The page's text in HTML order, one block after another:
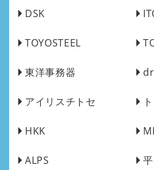
DSK
TOYOSTEEL
東洋事務器
アイリスチトセ
HKK
ALPS